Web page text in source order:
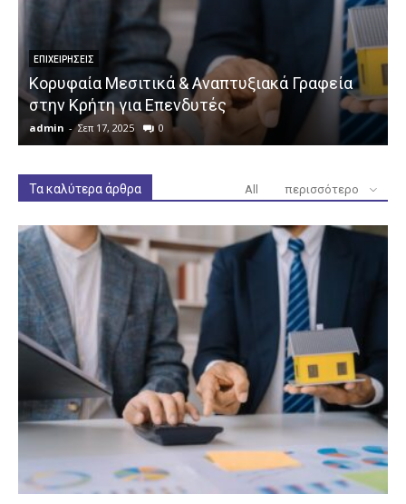
ΕΠΙΧΕΙΡΉΣΕΙΣ
Κορυφαία Μεσιτικά & Αναπτυξιακά Γραφεία
στην Κρήτη για Επενδυτές
admin - Σεπ 17, 2025 0
Τα καλύτερα άρθρα All περισσότερο